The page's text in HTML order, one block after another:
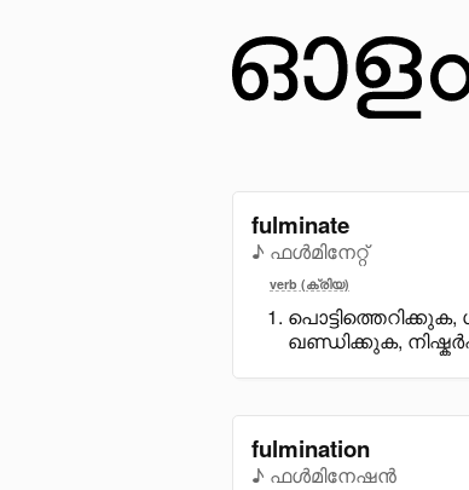
fulminate
♪ ഫൾമിനേറ്റ്
verb (ക്രിയ)
ഖണ്ഡിക്കുക,
fulmination
♪ ഫൾമിനേഷൻ